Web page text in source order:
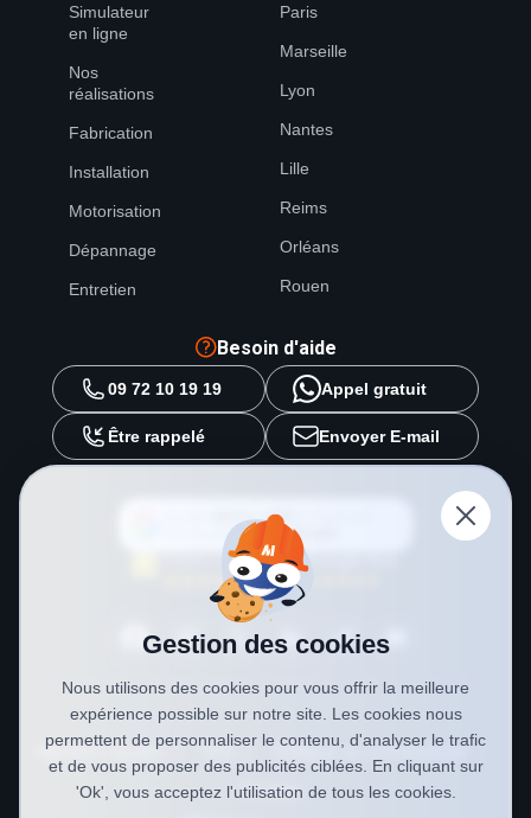
Simulateur
en ligne
Nos
réalisations
Fabrication
Installation
Motorisation
Dépannage
Entretien
Paris
Marseille
Lyon
Nantes
Lille
Reims
Orléans
Rouen
Besoin d'aide
09 72 10 19 19 Appel gratuit
Être rappelé Envoyer E-mail
METAL 2000
source préférée surGoogle
Mentions légales CGV Politique de confidentialité
Cookies
Gestion des cookies
Nous utilisons des cookies pour vous offrir la meilleure
expérience possible sur notre site. Les cookies nous
permettent de personnaliser le contenu, d'analyser le trafic
et de vous proposer des publicités ciblées. En cliquant sur
'Ok', vous acceptez l'utilisation de tous les cookies.